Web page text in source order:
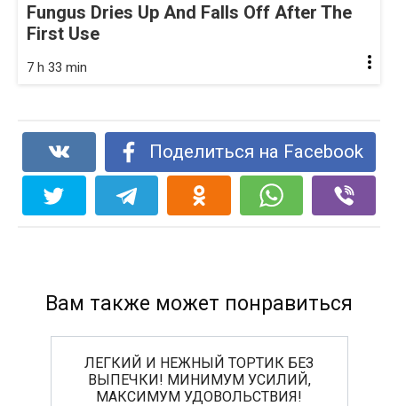
Fungus Dries Up And Falls Off After The
First Use
7 h 33 min
Поделиться на Facebook
Вам также может понравиться
ЛЕГКИЙ И НЕЖНЫЙ ТОРТИК БЕЗ
ВЫПЕЧКИ! МИНИМУМ УСИЛИЙ,
МАКСИМУМ УДОВОЛЬСТВИЯ!